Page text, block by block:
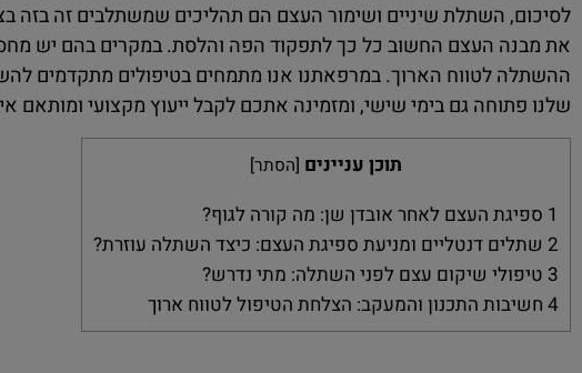
לסיכום, השתלת שיניים ושימור העצם הם תהליכים שמשתלבים זה
את מבנה העצם החשוב כל כך לתפקוד הפה והלסת. במקרים בהם יש
ההשתלה לטווח הארוך. במרפאתנו אנו מתמחים בטיפולים מתקדמים
שלנו פתוחה גם בימי שישי, ומזמינה אתכם לקבל ייעוץ מקצועי ומותאם
תוכן עניינים [הסתר]
1 ספיגת העצם לאחר אובדן שן: מה קורה לגוף?
2 שתלים דנטליים ומניעת ספיגת העצם: כיצד השתלה עוזרת?
3 טיפולי שיקום עצם לפני השתלה: מתי נדרש?
4 חשיבות התכנון והמעקב: הצלחת הטיפול לטווח ארוך